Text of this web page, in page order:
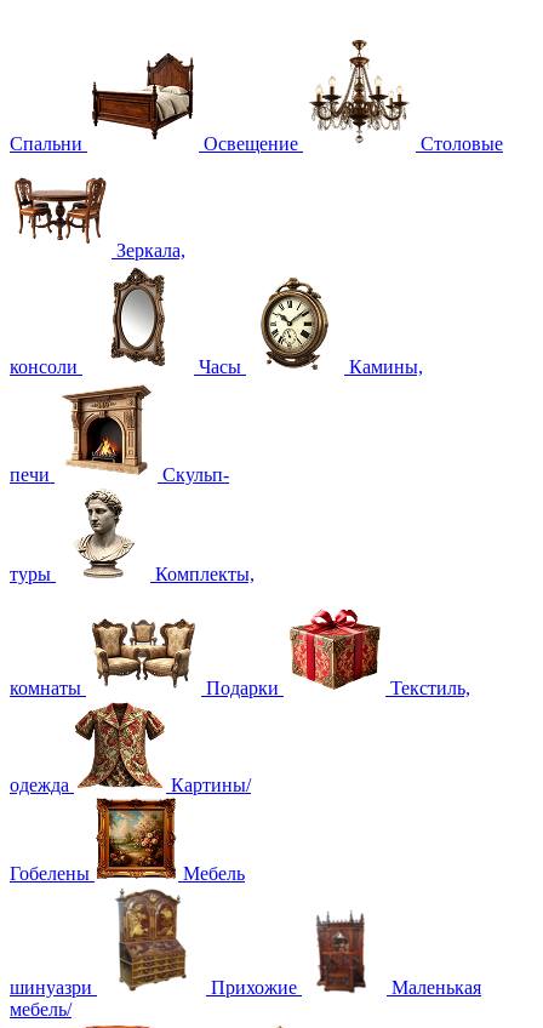
Спальни Освещение Столовые
Зеркала,
консоли Часы Камины,
печи Скульп-
туры Комплекты,
комнаты Подарки Текстиль,
одежда Картины/
Гобелены Мебель
шинуазри Прихожие
Маленькая
мебель/